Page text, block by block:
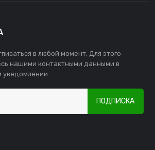
в любой момент. Для этого
нашими контактными данными в
уведомлении.
ПОДПИСКА